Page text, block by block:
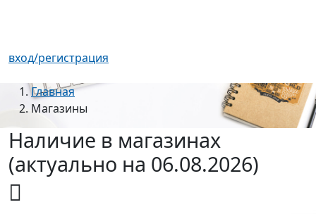
вход/регистрация
Главная
Магазины
Наличие в магазинах
(актуально на 06.08.2026)